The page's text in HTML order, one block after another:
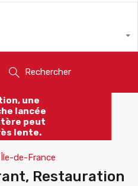
Rechercher
une
lancée
peut
lente.
Île-de-France
Restauration